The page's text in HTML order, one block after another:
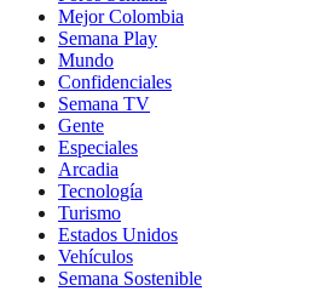
Mejor Colombia
Semana Play
Mundo
Confidenciales
Semana TV
Gente
Especiales
Arcadia
Tecnología
Turismo
Estados Unidos
Vehículos
Semana Sostenible